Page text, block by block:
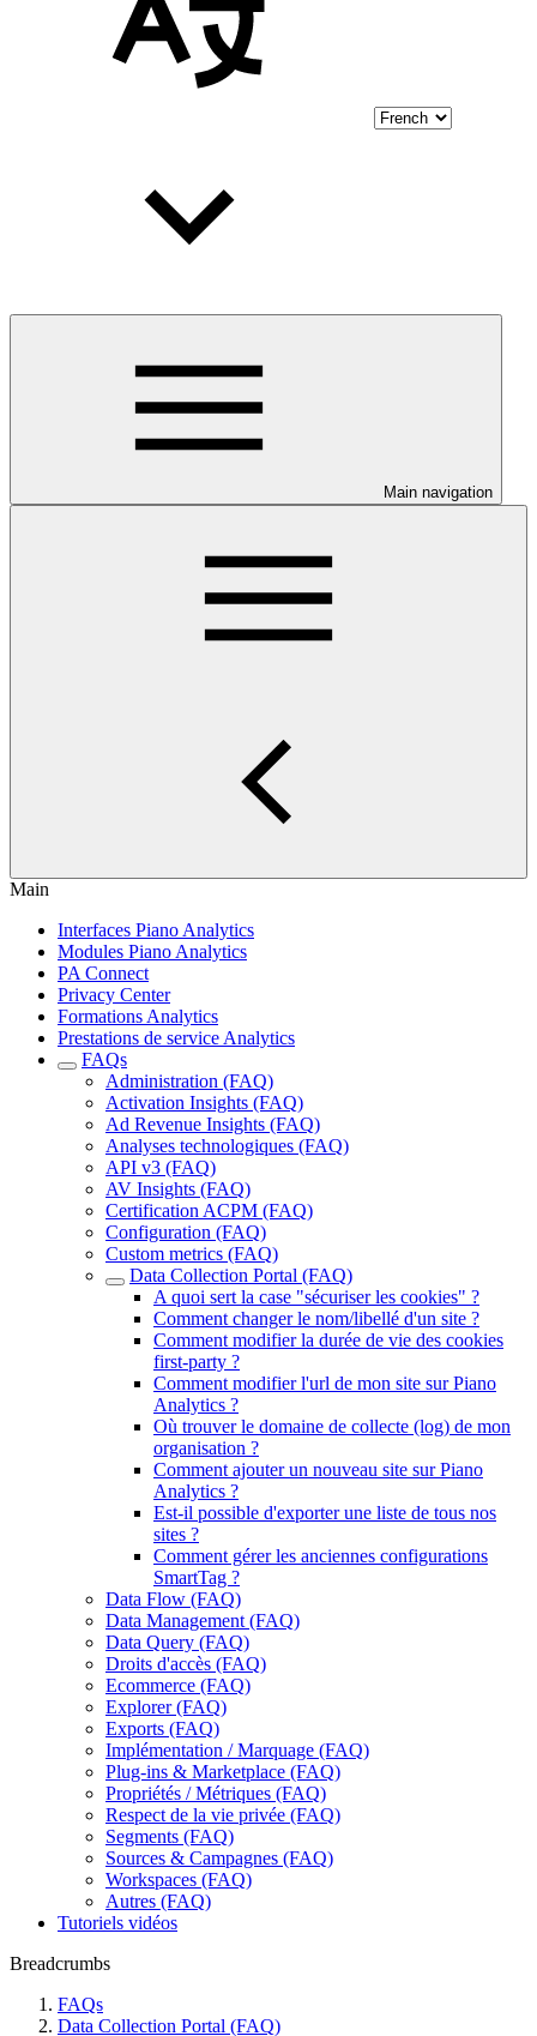
Main navigation
Main
Interfaces Piano Analytics
Modules Piano Analytics
PA Connect
Privacy Center
Formations Analytics
Prestations de service Analytics
FAQs
Administration (FAQ)
Activation Insights (FAQ)
Ad Revenue Insights (FAQ)
Analyses technologiques (FAQ)
API v3 (FAQ)
AV Insights (FAQ)
Certification ACPM (FAQ)
Configuration (FAQ)
Custom metrics (FAQ)
Data Collection Portal (FAQ)
A quoi sert la case "sécuriser les cookies" ?
Comment changer le nom/libellé d'un site ?
Comment modifier la durée de vie des cookies
first-party ?
Comment modifier l'url de mon site sur Piano
Analytics ?
Où trouver le domaine de collecte (log) de mon
organisation ?
Comment ajouter un nouveau site sur Piano
Analytics ?
Est-il possible d'exporter une liste de tous nos
sites ?
Comment gérer les anciennes configurations
SmartTag ?
Data Flow (FAQ)
Data Management (FAQ)
Data Query (FAQ)
Droits d'accès (FAQ)
Ecommerce (FAQ)
Explorer (FAQ)
Exports (FAQ)
Implémentation / Marquage (FAQ)
Plug-ins & Marketplace (FAQ)
Propriétés / Métriques (FAQ)
Respect de la vie privée (FAQ)
Segments (FAQ)
Sources & Campagnes (FAQ)
Workspaces (FAQ)
Autres (FAQ)
Tutoriels vidéos
Breadcrumbs
FAQs
Data Collection Portal (FAQ)